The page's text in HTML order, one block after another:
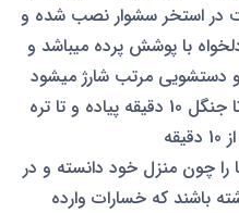
در استخر سشوار نصب شده و
با پوشش پرده میباشد و
دستشویی مرتب شارژ میشود
فاصله تا سوپری 5 دقیقه پیاده و تا جنگل 10 دقیقه پیاده و تا تره
را چون منزل خود دانسته و در
باشند که خسارات وارده